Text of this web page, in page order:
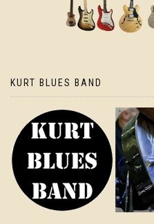
KURT BLUES BAND